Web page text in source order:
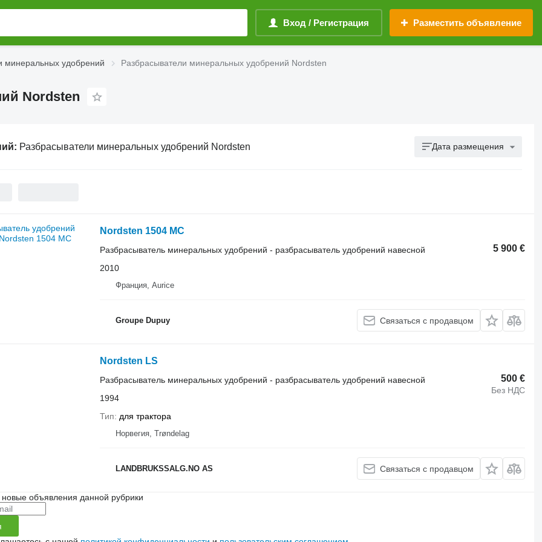
Вход / Регистрация Разместить объявление
минеральных удобрений Разбрасыватели минеральных удобрений Nordsten
Nordsten
Разбрасыватели минеральных удобрений Nordsten Дата размещения
Nordsten 1504 MC
5 900 €
Разбрасыватель минеральных удобрений - разбрасыватель удобрений навесной
2010
Франция, Aurice
Groupe Dupuy Связаться с продавцом
Nordsten LS
500 €
Без НДС
Разбрасыватель минеральных удобрений - разбрасыватель удобрений навесной
1994
Тип
для трактора
Норвегия, Trøndelag
LANDBRUKSSALG.NO AS Связаться с продавцом
объявления данной рубрики